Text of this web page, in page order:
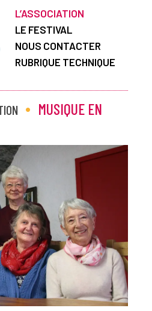
L’ASSOCIATION
LE FESTIVAL
NOUS CONTACTER
RUBRIQUE TECHNIQUE
• MUSIQUE EN